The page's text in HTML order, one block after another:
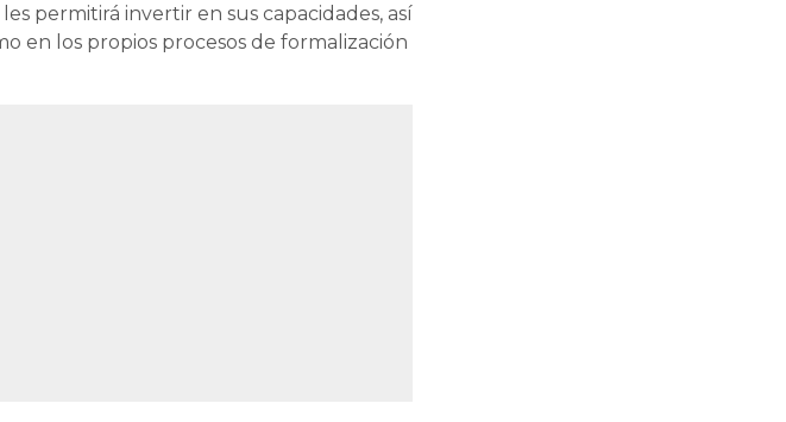
permitirá invertir en sus capacidades, así
en los propios procesos de formalización